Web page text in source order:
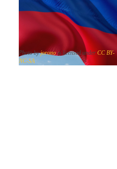
Photo byjoronois licensed under CC BY-
NC-SA